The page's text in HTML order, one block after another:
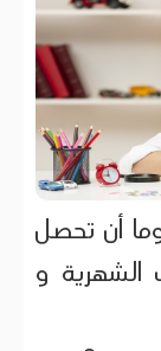
أن تحصل
الشهرية و